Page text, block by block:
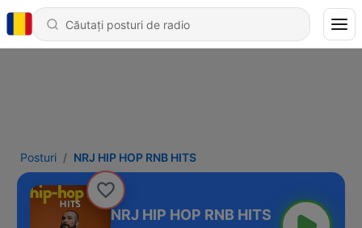
Posturi NRJ HIP HOP RNB HITS
NRJ HIP HOP RNB HITS